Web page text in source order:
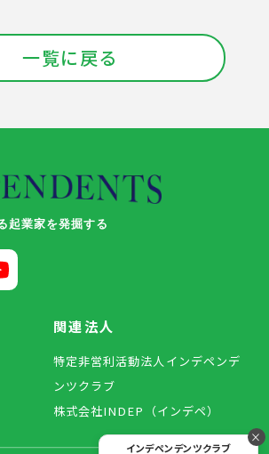
一覧に戻る
×
インデペンデンツクラブ
起業家を発掘する
関連法人
特定非営利活動法人インデペンデ
ンツクラブ
株式会社INDEP（インデペ）